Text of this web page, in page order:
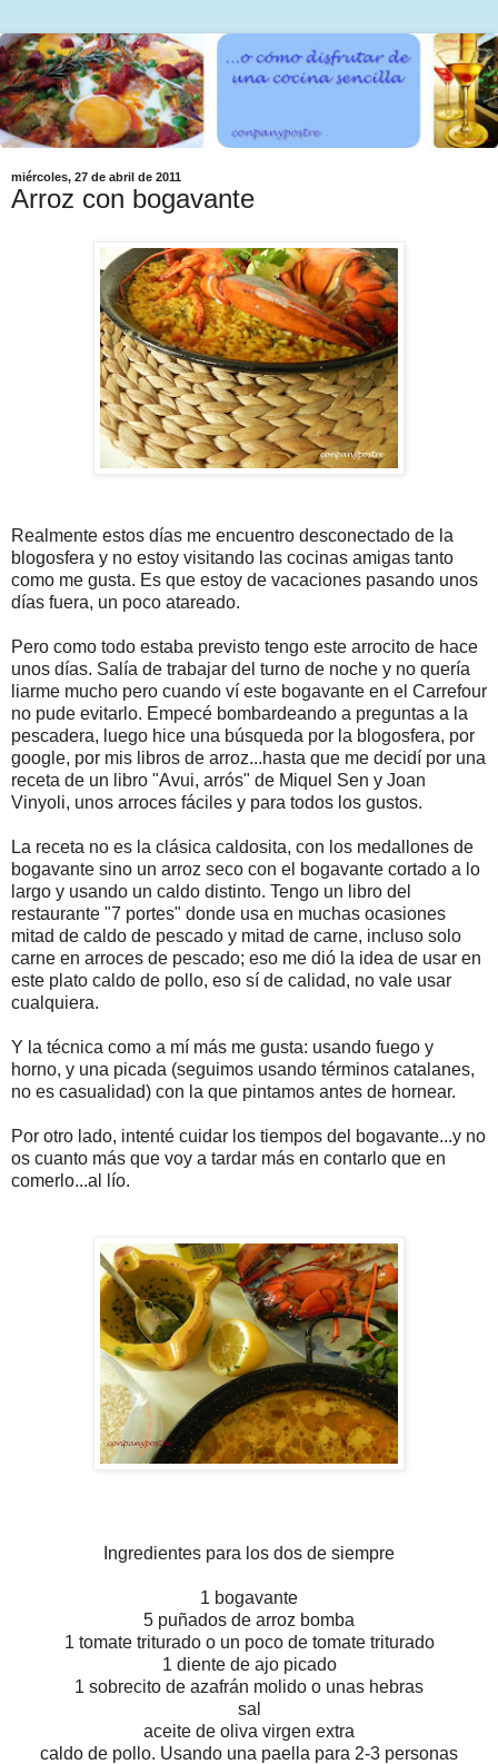
miércoles, 27 de abril de 2011
Arroz con bogavante
Realmente estos días me encuentro desconectado de la
blogosfera y no estoy visitando las cocinas amigas tanto
como me gusta. Es que estoy de vacaciones pasando unos
días fuera, un poco atareado.
Pero como todo estaba previsto tengo este arrocito de hace
unos días. Salía de trabajar del turno de noche y no quería
liarme mucho pero cuando ví este bogavante en el Carrefour
no pude evitarlo. Empecé bombardeando a preguntas a la
pescadera, luego hice una búsqueda por la blogosfera, por
google, por mis libros de arroz...hasta que me decidí por una
receta de un libro "Avui, arrós" de Miquel Sen y Joan
Vinyoli, unos arroces fáciles y para todos los gustos.
La receta no es la clásica caldosita, con los medallones de
bogavante sino un arroz seco con el bogavante cortado a lo
largo y usando un caldo distinto. Tengo un libro del
restaurante "7 portes" donde usa en muchas ocasiones
mitad de caldo de pescado y mitad de carne, incluso solo
carne en arroces de pescado; eso me dió la idea de usar en
este plato caldo de pollo, eso sí de calidad, no vale usar
cualquiera.
Y la técnica como a mí más me gusta: usando fuego y
horno, y una picada (seguimos usando términos catalanes,
no es casualidad) con la que pintamos antes de hornear.
Por otro lado, intenté cuidar los tiempos del bogavante...y no
os cuanto más que voy a tardar más en contarlo que en
comerlo...al lío.
Ingredientes para los dos de siempre
1 bogavante
5 puñados de arroz bomba
1 tomate triturado o un poco de tomate triturado
1 diente de ajo picado
1 sobrecito de azafrán molido o unas hebras
sal
aceite de oliva virgen extra
caldo de pollo. Usando una paella para 2-3 personas